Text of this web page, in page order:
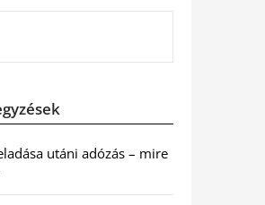
utáni adózás – mire